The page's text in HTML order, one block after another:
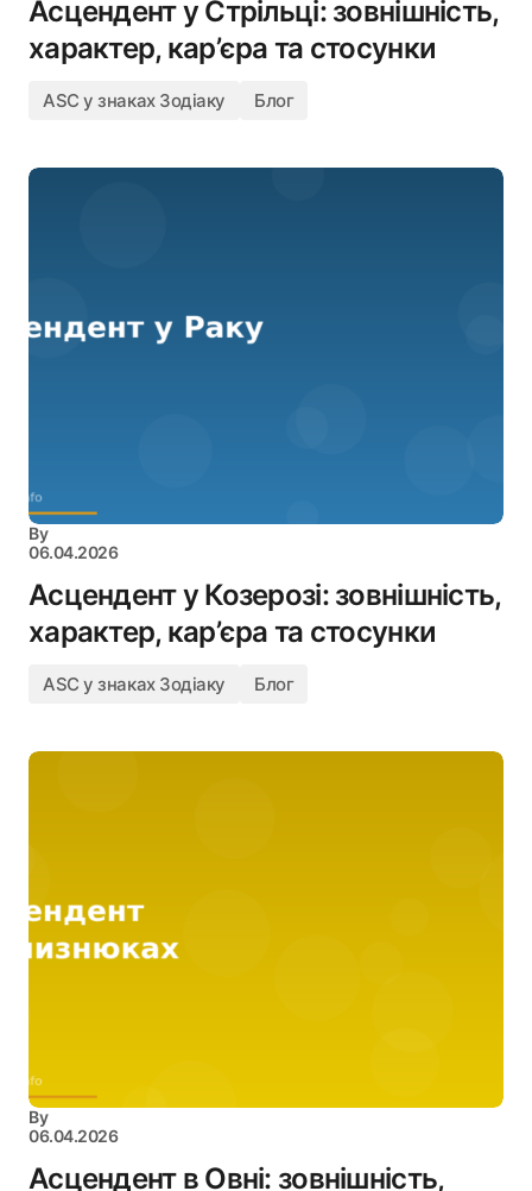
Асцендент у Стрільці: зовнішність,
характер, кар’єра та стосунки
ASC у знаках Зодіаку Блог
By
06.04.2026
Асцендент у Козерозі: зовнішність,
характер, кар’єра та стосунки
ASC у знаках Зодіаку Блог
By
06.04.2026
Асцендент в Овні: зовнішність,